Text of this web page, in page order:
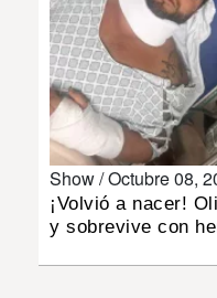
IMPRESO
Show /Octubre 08,
¡Volvió a nacer!
y sobrevive con